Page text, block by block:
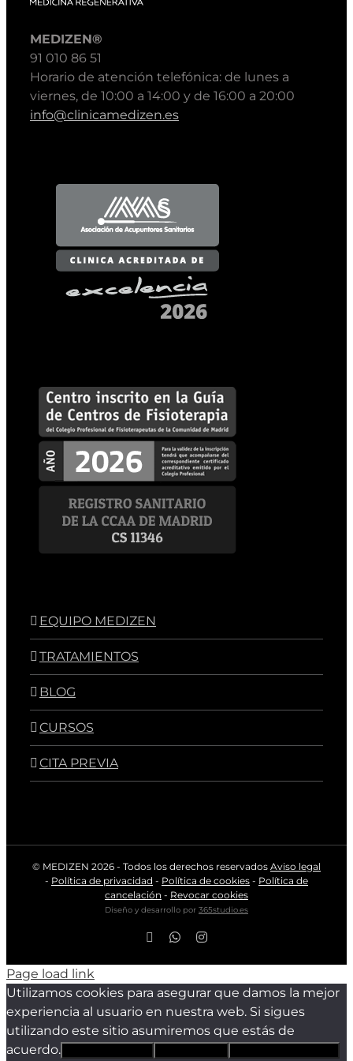
MEDIZEN®
91 010 86 51
Horario de atención telefónica: de lunes a
viernes, de 10:00 a 14:00 y de 16:00 a 20:00
info@clinicamedizen.es
EQUIPO MEDIZEN
TRATAMIENTOS
BLOG
CURSOS
CITA PREVIA
© MEDIZEN 2026 - Todos los derechos reservados Aviso legal
- Política de privacidad - Política de cookies - Política de
cancelación - Revocar cookies
Diseño y desarrollo por 365studio.es
FacebookWhatsAppInstagram
Page load link
Utilizamos cookies para asegurar que damos la mejor
experiencia al usuario en nuestra web. Si sigues
utilizando este sitio asumiremos que estás de
acuerdo.